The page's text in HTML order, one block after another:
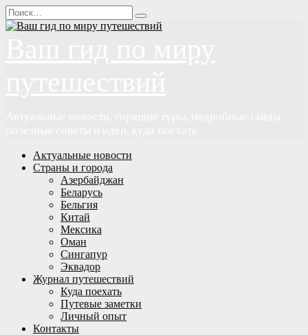
Перейти
к
содержанию
Search
for:
Актуальные новости
Страны и города
Азербайджан
Беларусь
Бельгия
Китай
Мексика
Оман
Сингапур
Эквадор
Журнал путешествий
Куда поехать
Путевые заметки
Личный опыт
Контакты